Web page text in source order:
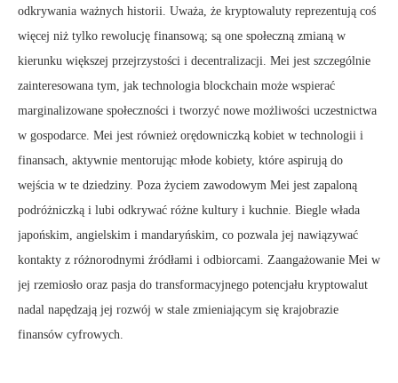
odkrywania ważnych historii. Uważa, że kryptowaluty reprezentują coś
więcej niż tylko rewolucję finansową; są one społeczną zmianą w
kierunku większej przejrzystości i decentralizacji. Mei jest szczególnie
zainteresowana tym, jak technologia blockchain może wspierać
marginalizowane społeczności i tworzyć nowe możliwości uczestnictwa
w gospodarce. Mei jest również orędowniczką kobiet w technologii i
finansach, aktywnie mentorując młode kobiety, które aspirują do
wejścia w te dziedziny. Poza życiem zawodowym Mei jest zapaloną
podróżniczką i lubi odkrywać różne kultury i kuchnie. Biegle włada
japońskim, angielskim i mandaryńskim, co pozwala jej nawiązywać
kontakty z różnorodnymi źródłami i odbiorcami. Zaangażowanie Mei w
jej rzemiosło oraz pasja do transformacyjnego potencjału kryptowalut
nadal napędzają jej rozwój w stale zmieniającym się krajobrazie
finansów cyfrowych.